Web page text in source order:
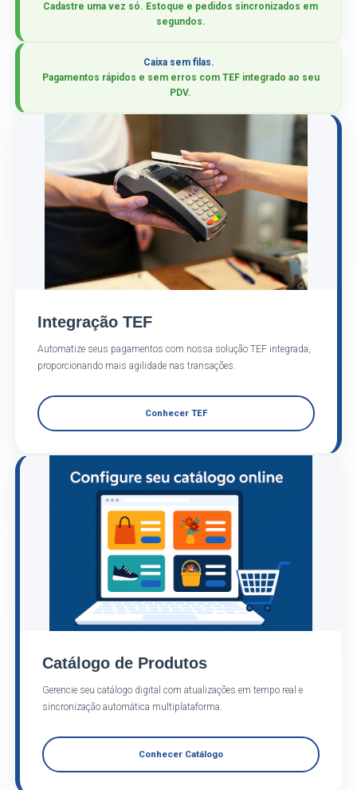
Cadastre uma vez só. Estoque e pedidos sincronizados em
segundos.
Caixa sem filas.
Pagamentos rápidos e sem erros com TEF integrado ao seu
PDV.
Integração TEF
Automatize seus pagamentos com nossa solução TEF integrada,
proporcionando mais agilidade nas transações.
Conhecer TEF
Catálogo de Produtos
Gerencie seu catálogo digital com atualizações em tempo real e
sincronização automática multiplataforma.
Conhecer Catálogo